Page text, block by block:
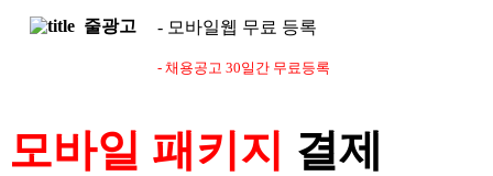
줄광고 - 모바일웹 무료 등록
- 채용공고 30일간 무료등록
모바일 패키지 결제